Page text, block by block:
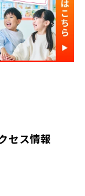
セス情報